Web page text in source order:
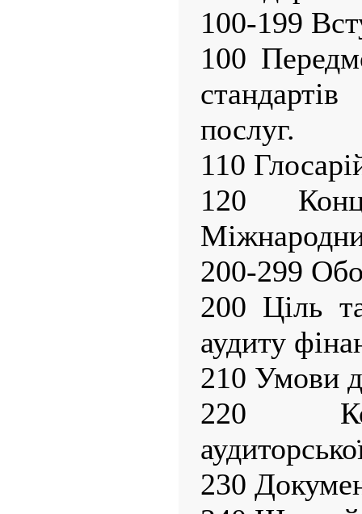
100-199
100
послуг.
110
120
200-299
200 Ціль
аудиту
210 Умови
220
230